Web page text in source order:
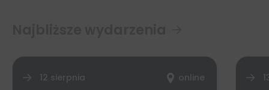
12 sierpnia online